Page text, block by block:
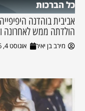
כל הברכות
אביבית בוהדנה
הולדתה ממש לאחרונה
מירב בן יאיר אוגוסט 4, 2026